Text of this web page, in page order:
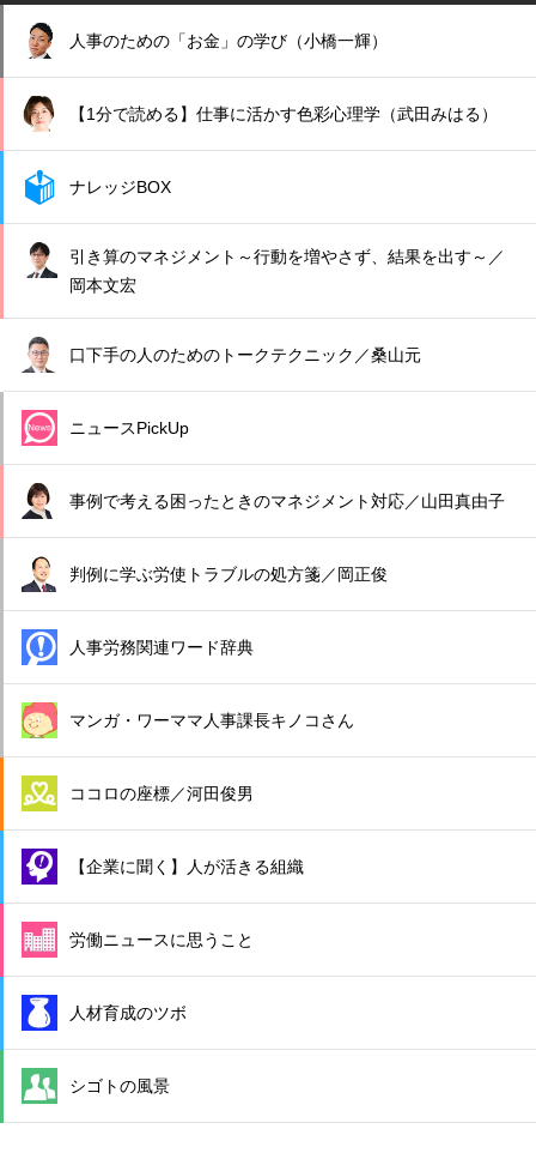
人事のための「お金」の学び（小橋一輝）
【1分で読める】仕事に活かす色彩心理学（武田みはる）
ナレッジBOX
引き算のマネジメント～行動を増やさず、結果を出す～／
岡本文宏
口下手の人のためのトークテクニック／桑山元
ニュースPickUp
事例で考える困ったときのマネジメント対応／山田真由子
判例に学ぶ労使トラブルの処方箋／岡正俊
人事労務関連ワード辞典
マンガ・ワーママ人事課長キノコさん
ココロの座標／河田俊男
【企業に聞く】人が活きる組織
労働ニュースに思うこと
人材育成のツボ
シゴトの風景